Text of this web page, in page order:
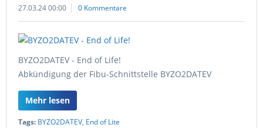
27.03.24 00:00 0 Kommentare
BYZO2DATEV - End of Life!
Abkündigung der Fibu-Schnittstelle BYZO2DATEV
Mehr lesen
Tags: BYZO2DATEV, End of Lite